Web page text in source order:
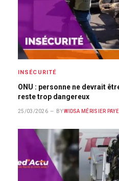
INSÉCURITÉ
ONU : personne ne devrait
reste trop dangereux
25/03/2026 BY WIDSA MÉRISIER